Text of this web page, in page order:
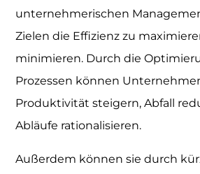
unternehmerischen
Zielen die Effizienz zu
minimieren. Durch die
Prozessen können
Produktivität steigern, Abfall
Abläufe rationalisieren.
Außerdem können sie durch